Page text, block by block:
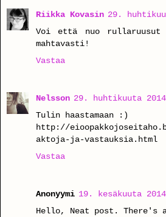
Riikka Kovasin 29.
Voi että nuo
mahtavasti!
Vastaa
Nelsson 29. huhtikuuta
Tulin haastamaan :)
http://
aktoja-ja-vastauksia.html
Vastaa
Anonyymi 19. kesäkuuta
Hello, Neat post. There's